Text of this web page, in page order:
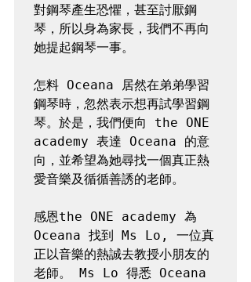
對鋼琴產生恐懼，甚至討厭鋼
琴，所以身為家長，我們不再向
她提起鋼琴一事。
怎料 Oceana 居然在弟弟學習
鋼琴時，忽然表示想再試學習鋼
琴。於是，我們便向 the ONE
academy 表達 Oceana 的意
向，並希望為她尋找一個真正熱
愛音樂及循循善誘的老師。
感恩the ONE academy 為
Oceana 找到 Ms Lo, 一位真
正以音樂的熱誠去教授小朋友的
老師。 Ms Lo 得悉 Oceana